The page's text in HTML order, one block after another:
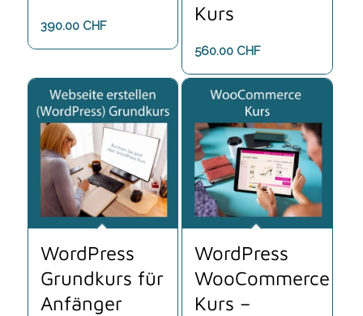
390.00 CHF
Kurs
560.00 CHF
WordPress
Grundkurs für
Anfänger
WordPress
WooCommerce
Kurs –